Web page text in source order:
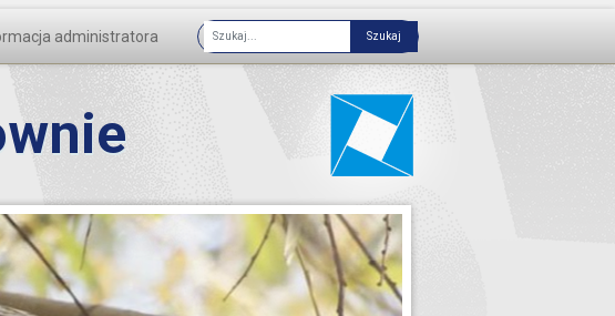
administratora
Fraza